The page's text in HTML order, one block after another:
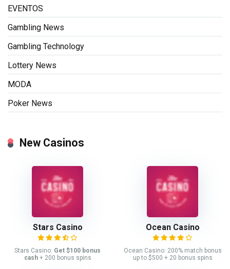
EVENTOS
Gambling News
Gambling Technology
Lottery News
MODA
Poker News
New Casinos
Stars Casino
Stars Casino: Get $100 bonus
cash+ 200 bonus spins
Ocean Casino
Ocean Casino: 200% match bonus
up to $500 + 20 bonus spins